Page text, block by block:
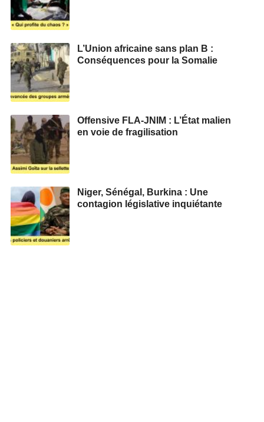
L’Union africaine sans plan B :
Conséquences pour la Somalie
Offensive FLA-JNIM : L’État malien
en voie de fragilisation
Niger, Sénégal, Burkina : Une
contagion législative inquiétante